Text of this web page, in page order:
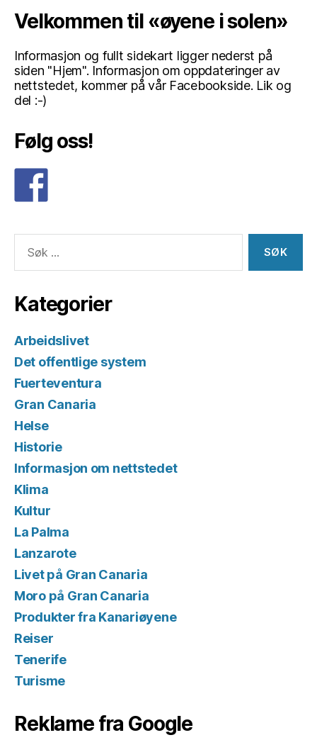
Velkommen til «øyene i solen»
Informasjon og fullt sidekart ligger nederst på
siden "Hjem". Informasjon om oppdateringer av
nettstedet, kommer på vår Facebookside. Lik og
del :-)
Følg oss!
etter:
Kategorier
Arbeidslivet
Det offentlige system
Fuerteventura
Gran Canaria
Helse
Historie
Informasjon om nettstedet
Klima
Kultur
La Palma
Lanzarote
Livet på Gran Canaria
Moro på Gran Canaria
Produkter fra Kanariøyene
Reiser
Tenerife
Turisme
Reklame fra Google